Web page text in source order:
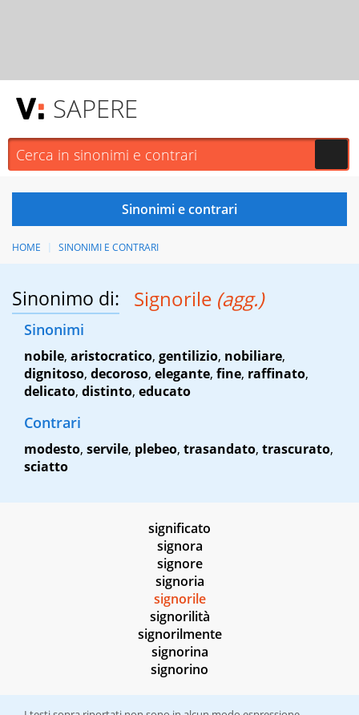
SAPERE
HOME SINONIMI E CONTRARI
Sinonimo di: Signorile (agg.)
Sinonimi
nobile, aristocratico, gentilizio, nobiliare,
dignitoso, decoroso, elegante, fine, raffinato,
delicato, distinto, educato
Contrari
modesto, servile, plebeo, trasandato, trascurato,
sciatto
significato
signora
signore
signoria
signorile
signorilità
signorilmente
signorina
signorino